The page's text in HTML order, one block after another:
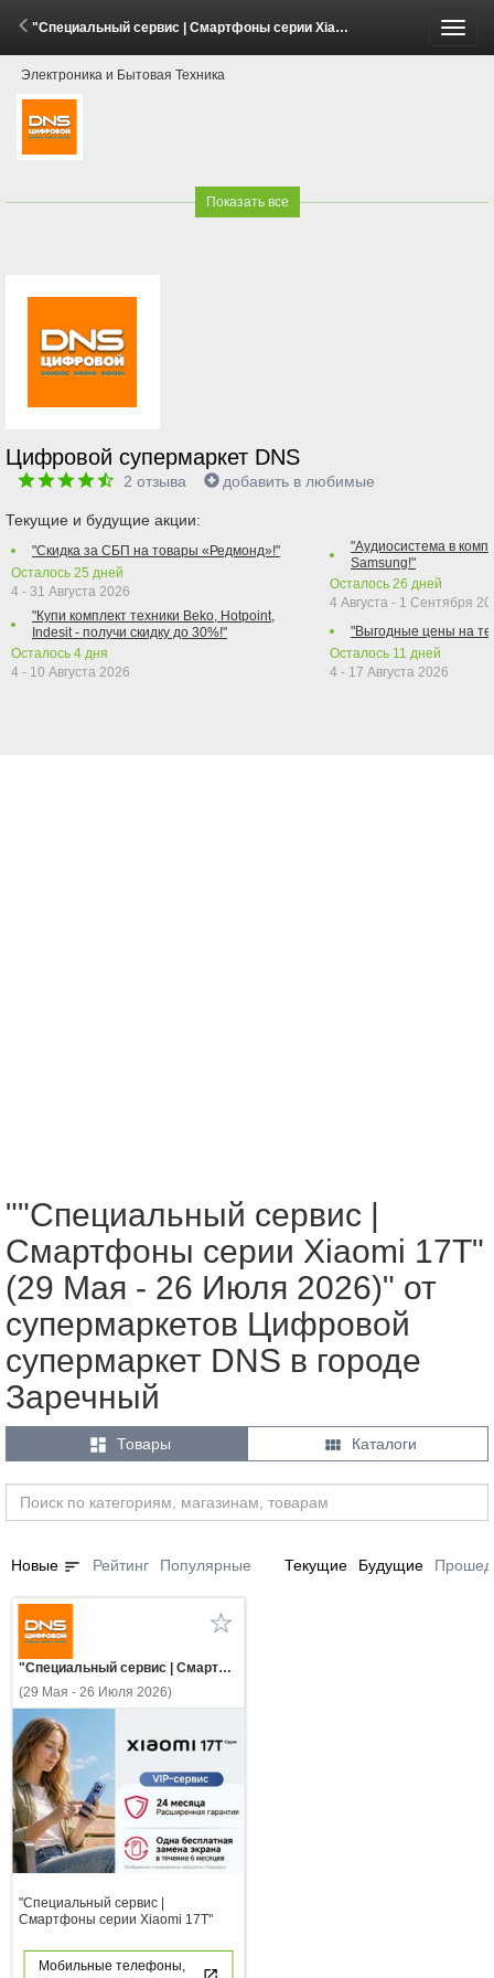
"Специальный сервис | Смартфоны серии Xiaomi 17Т" (29 Мая - 26 Июля 2026)
Электроника и Бытовая Техника
Показать все
Цифровой супермаркет DNS
2 отзыва добавить в любимые
Текущие и будущие акции:
"Скидка за СБП на товары «Редмонд»!"
Осталось 25 дней
4 - 31 Августа 2026
"Купи комплект техники Beko, Hotpoint,
Indesit - получи скидку до 30%!"
Осталось 4 дня
4 - 10 Августа 2026
"Аудиосистема в
Samsung!"
Осталось 26 дней
4 Августа - 1 Сентября
"Выгодные цены на
Осталось 11 дней
4 - 17 Августа 2026
""Специальный сервис |
Смартфоны серии Xiaomi 17Т"
(29 Мая - 26 Июля 2026)" от
супермаркетов Цифровой
супермаркет DNS в городе
Заречный
 Товары  Каталоги
Новые sort Рейтинг Популярные Текущие Будущие
"Специальный сервис | Смартфоны серии Xiaomi 17Т"
(29 Мая - 26 Июля 2026)
"Специальный сервис |
Смартфоны серии Xiaomi 17Т"
Мобильные телефоны,